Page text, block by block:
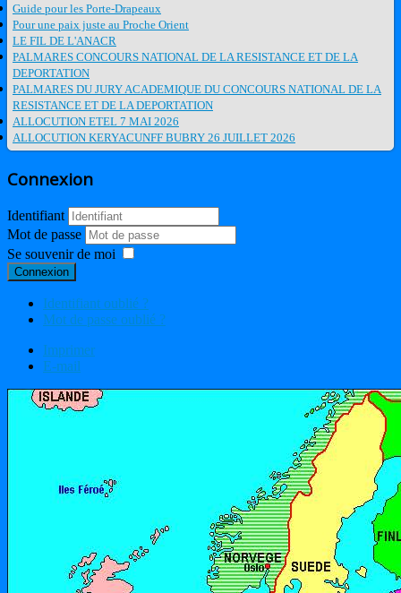
Guide pour les Porte-Drapeaux
Pour une paix juste au Proche Orient
LE FIL DE L'ANACR
PALMARES CONCOURS NATIONAL DE LA RESISTANCE ET DE LA
DEPORTATION
PALMARES DU JURY ACADEMIQUE DU CONCOURS NATIONAL DE LA
RESISTANCE ET DE LA DEPORTATION
ALLOCUTION ETEL 7 MAI 2026
ALLOCUTION KERYACUNFF BUBRY 26 JUILLET 2026
Connexion
Identifiant
Mot de passe
Se souvenir de moi
Connexion
Identifiant oublié ?
Mot de passe oublié ?
Imprimer
E-mail